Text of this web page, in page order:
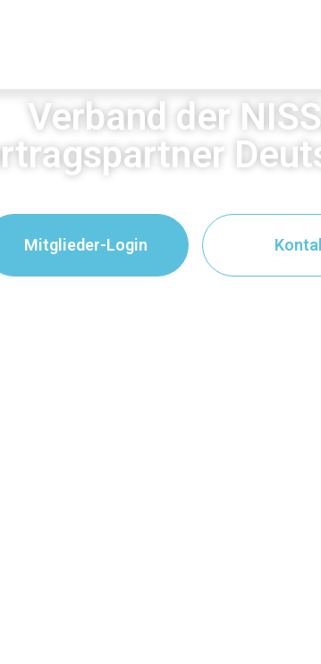
Verband der
Mitglieder-Login